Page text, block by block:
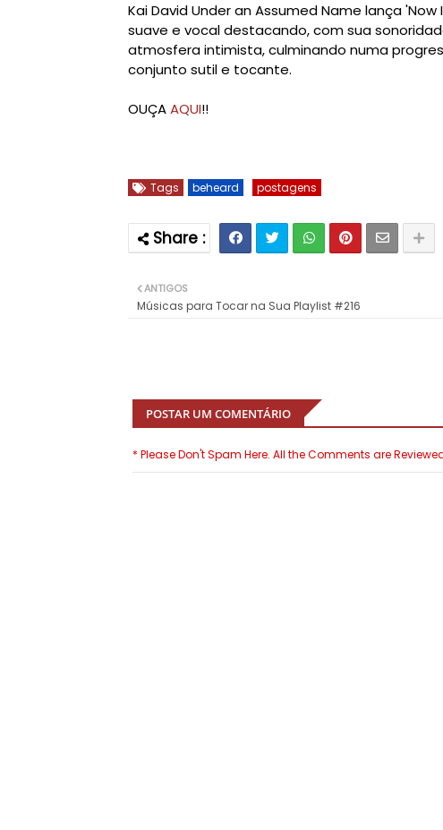
Kai David Under an Assumed Name lança
suave e vocal destacando, com sua
atmosfera intimista, culminando numa
conjunto sutil e tocante.
OUÇAAQUI!!
Tags beheard postagens
ANTIGOS
Músicas para Tocar na Sua Playlist #216
POSTAR UM COMENTÁRIO
* Please Don't Spam Here. All the Comments are